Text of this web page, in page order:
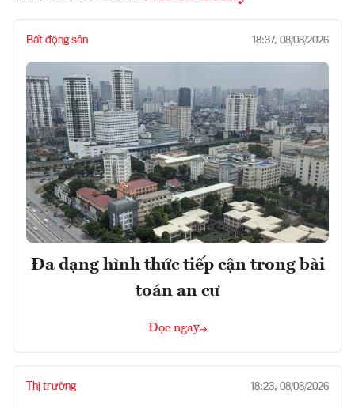
Bất động sản 18:37, 08/08/2026
Đa dạng hình thức tiếp cận trong bài
toán an cư
Đọc ngay
Thị trường 18:23, 08/08/2026